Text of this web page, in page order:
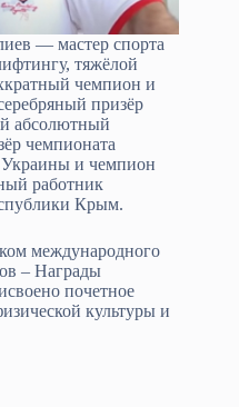
— мастер спорта
тяжёлой
чемпион и
призёр
абсолютный
чемпионата
и чемпион
работник
Крым.
международного
– Награды
почетное
культуры и